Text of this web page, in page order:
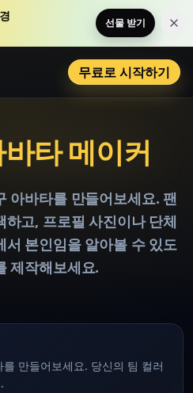
선물 받기 이
무료로 시작하기
타 메이커
아바타를 만들어보세요. 팬
고, 프로필 사진이나 단체
서 본인임을 알아볼 수 있도
제작해보세요.
만들어보세요. 당신의 팀 컬러